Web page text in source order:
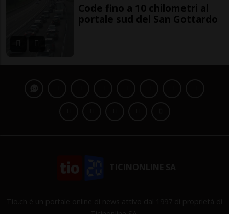
Code fino a 10 chilometri al
portale sud del San Gottardo